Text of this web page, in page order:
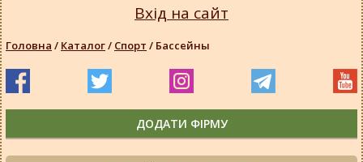
Вхід на сайт
Головна / Каталог/ Спорт / Бассейны
ДОДАТИ ФІРМУ